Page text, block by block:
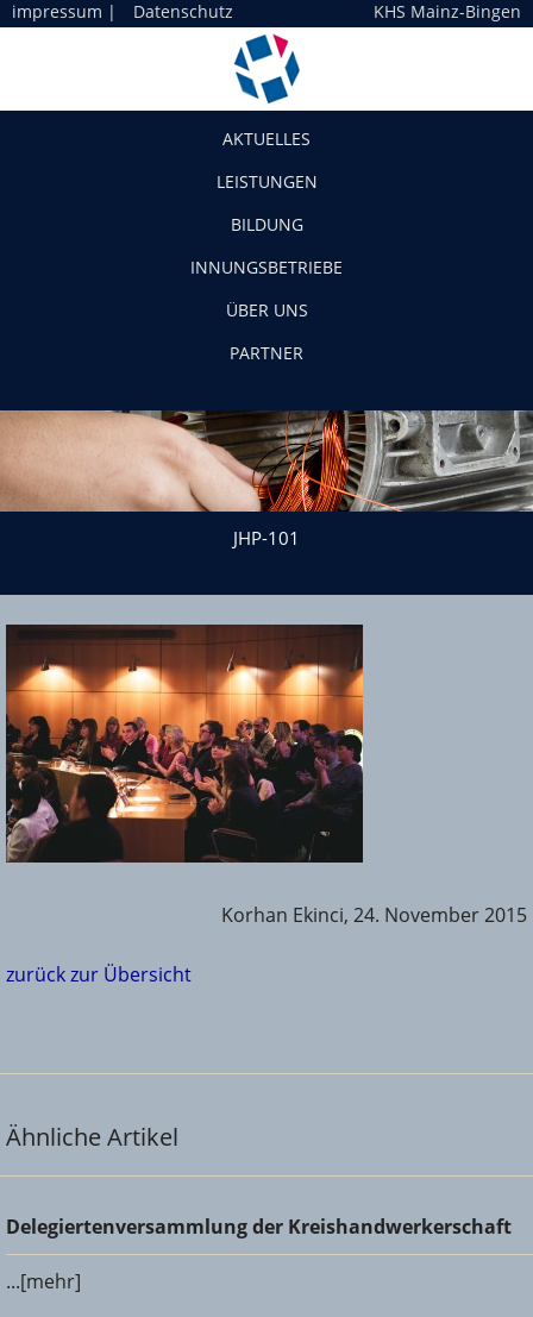
impressum | Datenschutz KHS Mainz-Bingen
AKTUELLES
LEISTUNGEN
BILDUNG
INNUNGSBETRIEBE
ÜBER UNS
PARTNER
JHP-101
Korhan Ekinci, 24. November 2015
zurück zur Übersicht
Ähnliche Artikel
Delegiertenversammlung der Kreishandwerkerschaft
Delegiertenversammlung der Kreishandwerkerschaft
...[mehr]